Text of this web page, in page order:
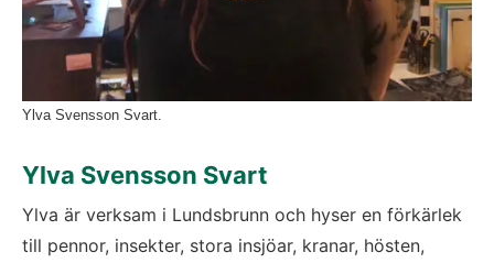
Ylva Svensson Svart.
Ylva Svensson Svart
Ylva är verksam i Lundsbrunn och hyser en förkärlek
till pennor, insekter, stora insjöar, kranar, hösten,